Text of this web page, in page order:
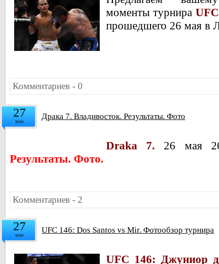
моменты турнира
прошедшего 26 мая в
Комментариев - 0
27
мая Драка 7. Владивосток. Результаты. Фото
Draka 7. 26 мая
Результаты. Фото.
Комментариев - 2
27
мая UFC 146: Dos Santos vs Mir. Фотообзор турнира
UFC 146: Джуниор